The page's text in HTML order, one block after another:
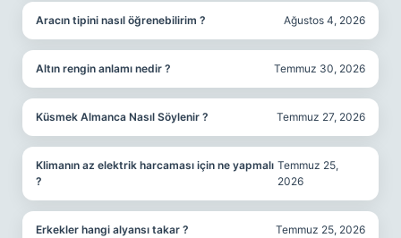
Aracın tipini nasıl öğrenebilirim ? Ağustos 4, 2026
Altın rengin anlamı nedir ? Temmuz 30, 2026
Küsmek Almanca Nasıl Söylenir ? Temmuz 27, 2026
Klimanın az elektrik harcaması için ne yapmalı
?
Temmuz 25,
2026
Erkekler hangi alyansı takar ? Temmuz 25, 2026